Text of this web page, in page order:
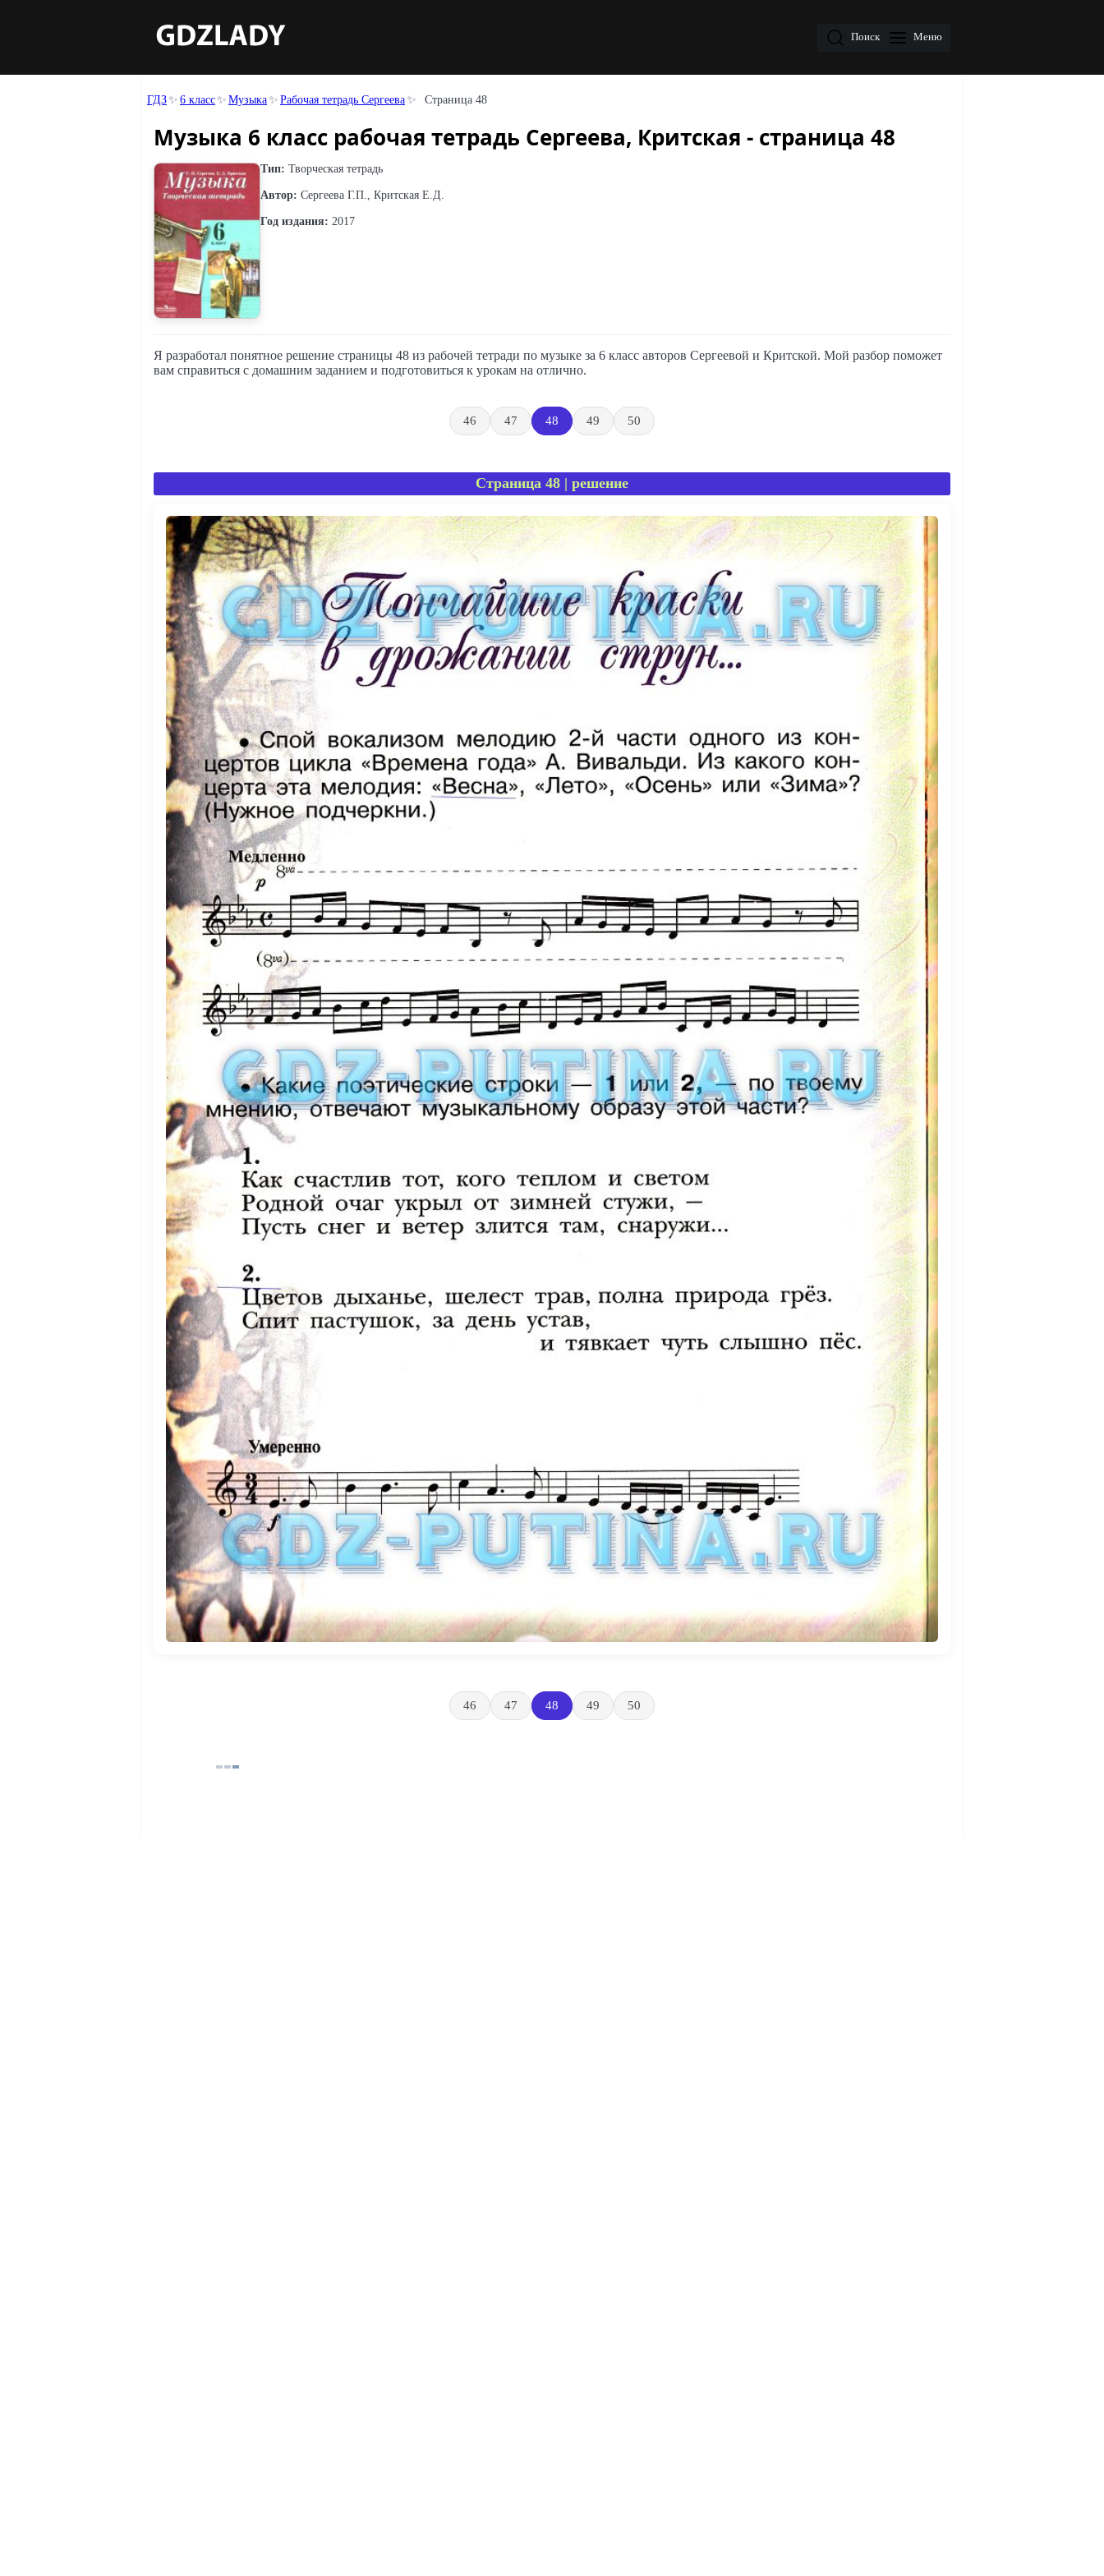
Поиск Меню
ГДЗ 6 класс Музыка Рабочая тетрадь Сергеева Страница 48
Музыка 6 класс рабочая тетрадь Сергеева, Критская - страница 48
Тип: Творческая тетрадь
Автор: Сергеева Г.П., Критская Е.Д.
Год издания: 2017
Я разработал понятное решение страницы 48 из рабочей тетради по музыке за 6 класс авторов Сергеевой и Критской. Мой разбор поможет
вам справиться с домашним заданием и подготовиться к урокам на отлично.
46 47 48 49 50
Страница 48 | решение
46 47 48 49 50